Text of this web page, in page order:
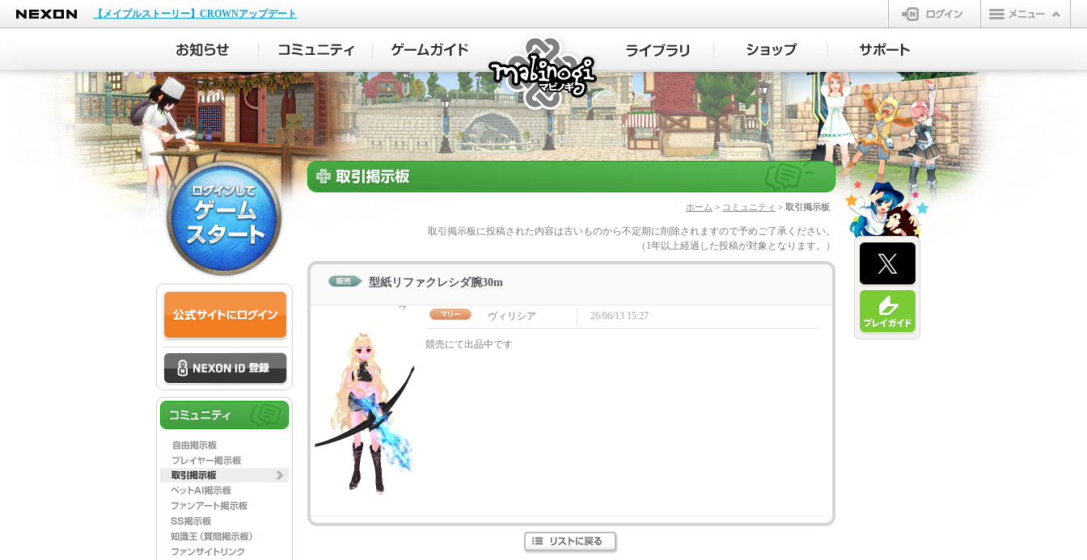
NEXON
【メイプルストーリー】CROWNアップデート
ログイン
マビノギ
ホーム > コミュニティ > 取引掲示板
取引掲示板に投稿された内容は古いものから不定期に削除されますので予めご了承ください。
（1年以上経過した投稿が対象となります。）
型紙リファクレシダ腕30m
ヴィリシア 26/06/13 15:27
競売にて出品中です